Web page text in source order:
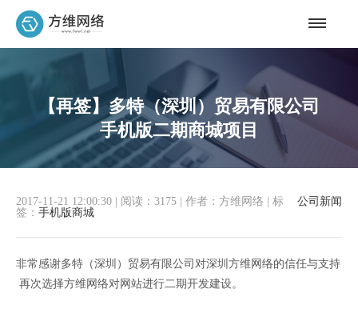
【再签】多特（深圳）贸易有限公司
手机版二期商城项目
公司新闻
2017-11-21 12:00:30 阅读：3175 作者：方维网络
标
签： 手机版商城
非常感谢多特（深圳）贸易有限公司对深圳方维网络的信任与支持
再次选择方维网络对网站进行二期开发建设。